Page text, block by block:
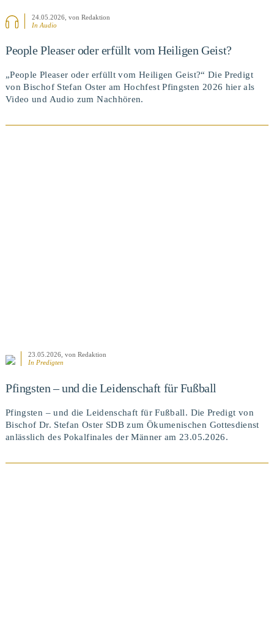
24.05.2026 , von Redaktion
In Audio
People Pleaser oder erfüllt vom Heiligen Geist?
„People Pleaser oder erfüllt vom Heiligen Geist?“ Die Predigt
von Bischof Stefan Oster am Hochfest Pfingsten 2026 hier als
Video und Audio zum Nachhören.
23.05.2026, von Redaktion
In Predigten
Pfingsten – und die Leidenschaft für Fußball
Pfingsten – und die Leidenschaft für Fußball. Die Predigt von
Bischof Dr. Stefan Oster SDB zum Ökumenischen Gottesdienst
anlässlich des Pokalfinales der Männer am 23.05.2026.